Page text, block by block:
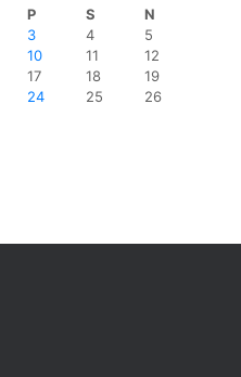
P S
N
3 4
5
10 11
12
17 18
19
24 25
26